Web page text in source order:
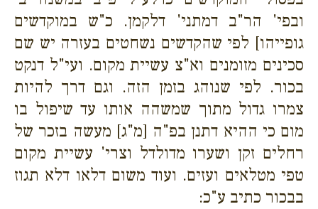
ובפי' הר"ב דמתני' דלקמן. כ"ש במוקדשים
גופייהו] לפי שהקדשים נשחטים בעזרה יש שם
סכינים מזומנים וא"צ עשיית מקום. ועי"ל דנקט
בכור. לפי שנוהג בזמן הזה. וגם דרך להיות
צמרו גדול מתוך שמשהה אותו עד שיפול בו
מום כי ההיא דתנן בפ"ה [מ"ג] מעשה בזכר של
רחלים זקן ושערו מדולדל וצרי' עשיית מקום
טפי מטלאים ועזים. ועוד משום דלאו דלא תגוז
בבכור כתיב ע"כ: